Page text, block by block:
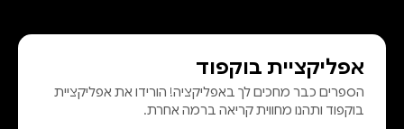
והכלב הכי נפלא עלי אדמות. "קריפּי,
אפל ומורכב... מותחן שבולע אותך.
חוויית קריאה מצמררת!" הגרדיאן
אפליקציית בוקפוד
הספרים כבר מחכים לך באפליקציה! הורידו את אפליקציית
בוקפוד ותהנו מחווית קריאה ברמה אחרת.